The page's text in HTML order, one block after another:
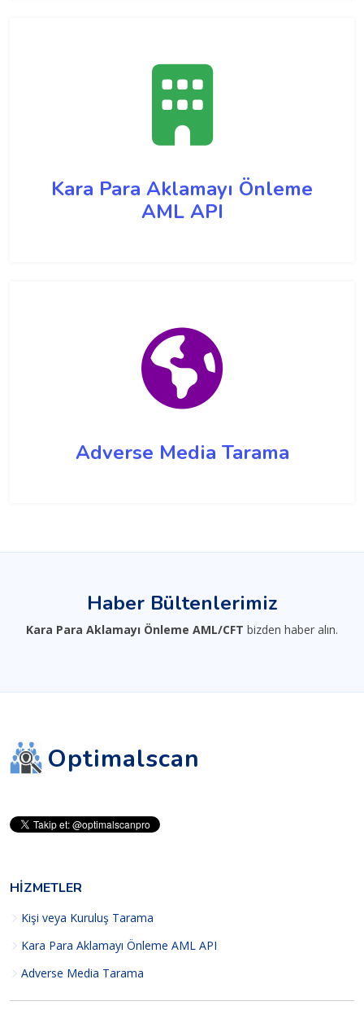
Kara Para Aklamayı Önleme
AML API
Adverse Media Tarama
Haber Bültenlerimiz
Kara Para Aklamayı Önleme AML/CFT bizden haber alın.
Optimalscan
HIZMETLER
Kişi veya Kuruluş Tarama
Kara Para Aklamayı Önleme AML API
Adverse Media Tarama